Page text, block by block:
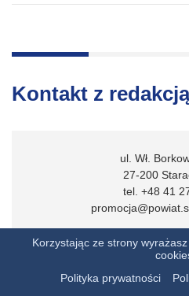
Kontakt z
ul. Wł.
27-200
tel. +48 41
Zobacz
Korzystając ze strony
Polityka prywatności